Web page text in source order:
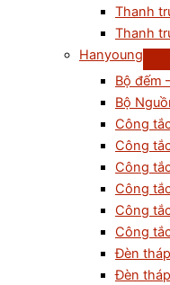
Thanh
Thanh
Hanyoung
Bộ đếm
Bộ
Công
Công
Công
Công
Công
Công
Đèn
Đèn